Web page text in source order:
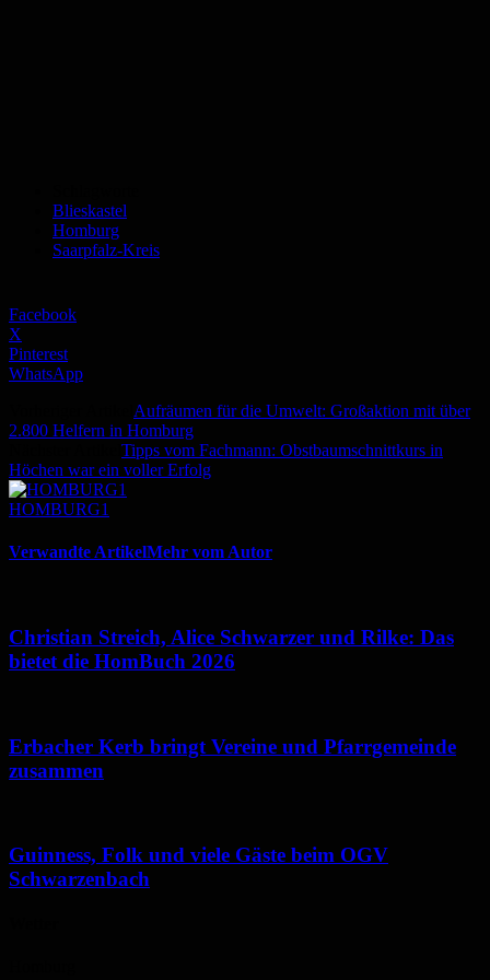
Blieskastel
Homburg
Saarpfalz-Kreis
Facebook
X
Pinterest
WhatsApp
Aufräumen für die Umwelt: Großaktion mit über
2.800 Helfern in Homburg
Tipps vom Fachmann: Obstbaumschnittkurs in
Höchen war ein voller Erfolg
HOMBURG1
Verwandte ArtikelMehr vom Autor
Christian Streich, Alice Schwarzer und Rilke: Das
bietet die HomBuch 2026
Erbacher Kerb bringt Vereine und Pfarrgemeinde
zusammen
Guinness, Folk und viele Gäste beim OGV
Schwarzenbach